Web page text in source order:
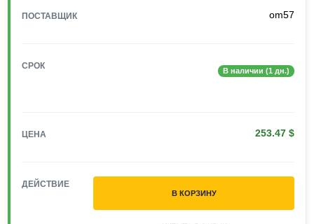
ПОСТАВЩИК om57
СРОК В наличии (1 дн.)
ЦЕНА 253.47 $
ДЕЙСТВИЕ
В КОРЗИНУ